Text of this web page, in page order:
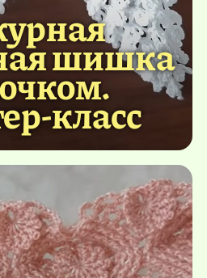
шишка
класс